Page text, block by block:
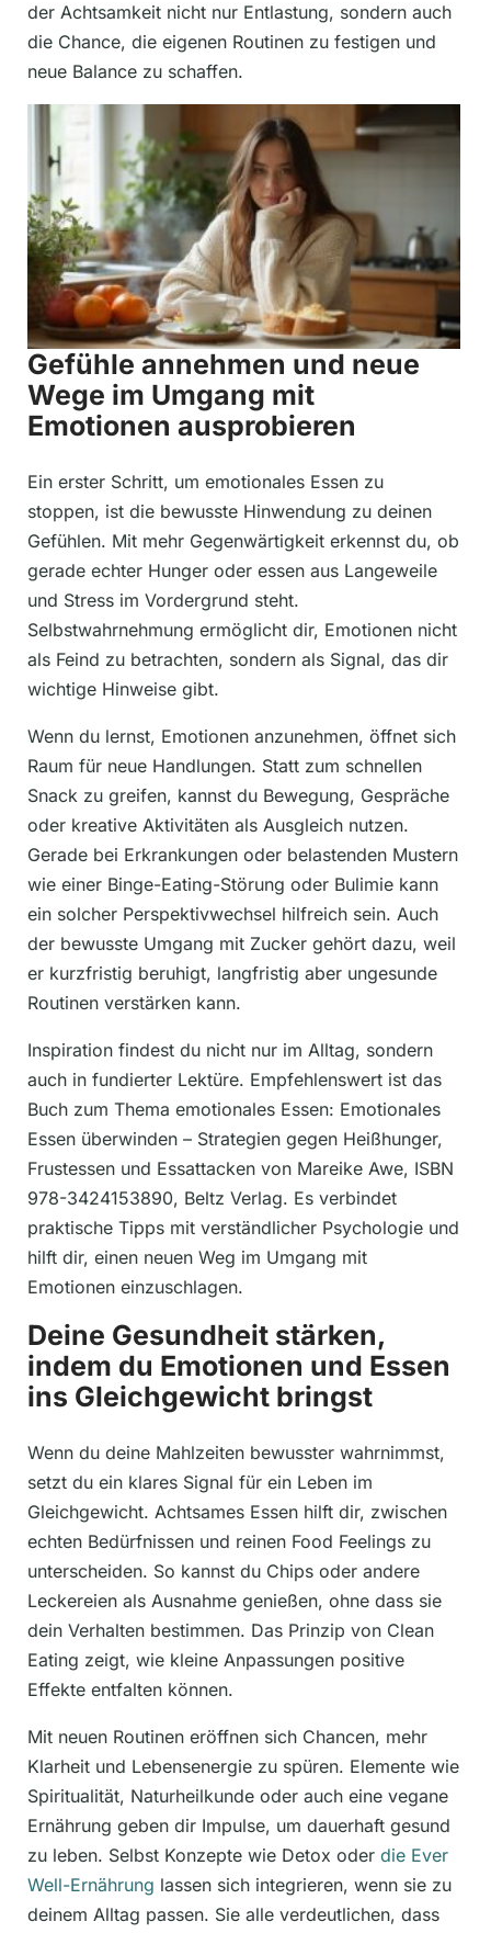
der Achtsamkeit nicht nur Entlastung, sondern auch
die Chance, die eigenen Routinen zu festigen und
neue Balance zu schaffen.
Gefühle annehmen und neue
Wege im Umgang mit
Emotionen ausprobieren
Ein erster Schritt, um emotionales Essen zu
stoppen, ist die bewusste Hinwendung zu deinen
Gefühlen. Mit mehr Gegenwärtigkeit erkennst du, ob
gerade echter Hunger oder essen aus Langeweile
und Stress im Vordergrund steht.
Selbstwahrnehmung ermöglicht dir, Emotionen nicht
als Feind zu betrachten, sondern als Signal, das dir
wichtige Hinweise gibt.
Wenn du lernst, Emotionen anzunehmen, öffnet sich
Raum für neue Handlungen. Statt zum schnellen
Snack zu greifen, kannst du Bewegung, Gespräche
oder kreative Aktivitäten als Ausgleich nutzen.
Gerade bei Erkrankungen oder belastenden Mustern
wie einer Binge-Eating-Störung oder Bulimie kann
ein solcher Perspektivwechsel hilfreich sein. Auch
der bewusste Umgang mit Zucker gehört dazu, weil
er kurzfristig beruhigt, langfristig aber ungesunde
Routinen verstärken kann.
Inspiration findest du nicht nur im Alltag, sondern
auch in fundierter Lektüre. Empfehlenswert ist das
Buch zum Thema emotionales Essen: Emotionales
Essen überwinden – Strategien gegen Heißhunger,
Frustessen und Essattacken von Mareike Awe, ISBN
978-3424153890, Beltz Verlag. Es verbindet
praktische Tipps mit verständlicher Psychologie und
hilft dir, einen neuen Weg im Umgang mit
Emotionen einzuschlagen.
Deine Gesundheit stärken,
indem du Emotionen und Essen
ins Gleichgewicht bringst
Wenn du deine Mahlzeiten bewusster wahrnimmst,
setzt du ein klares Signal für ein Leben im
Gleichgewicht. Achtsames Essen hilft dir, zwischen
echten Bedürfnissen und reinen Food Feelings zu
unterscheiden. So kannst du Chips oder andere
Leckereien als Ausnahme genießen, ohne dass sie
dein Verhalten bestimmen. Das Prinzip von Clean
Eating zeigt, wie kleine Anpassungen positive
Effekte entfalten können.
Mit neuen Routinen eröffnen sich Chancen, mehr
Klarheit und Lebensenergie zu spüren. Elemente wie
Spiritualität, Naturheilkunde oder auch eine vegane
Ernährung geben dir Impulse, um dauerhaft gesund
zu leben. Selbst Konzepte wie Detox oder die Ever
Well-Ernährung lassen sich integrieren, wenn sie zu
deinem Alltag passen. Sie alle verdeutlichen, dass